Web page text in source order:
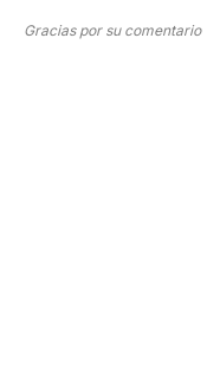
Gracias por su comentario